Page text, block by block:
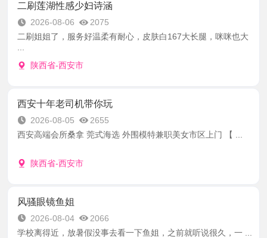
二刷莲湖性感少妇诗涵
2026-08-06
2075
二刷姐姐了，服务好温柔有耐心，皮肤白167大长腿，咪咪也大
...
陕西省-西安市
西安十年老司机带你玩
2026-08-05
2655
西安高端会所桑拿 莞式海选 外围模特兼职美女市区上门 【 ...
陕西省-西安市
风骚眼镜鱼姐
2026-08-04
2066
学校离得近，放暑假没事去看一下鱼姐，之前就听说很久，一 ...